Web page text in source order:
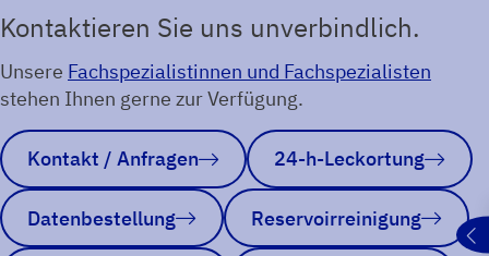
Kontaktieren Sie uns unverbindlich.
Unsere Fachspezialistinnen und Fachspezialisten
stehen Ihnen gerne zur Verfügung.
Kontakt / Anfragen 24-h-Leckortung
Datenbestellung Reservoirreinigung